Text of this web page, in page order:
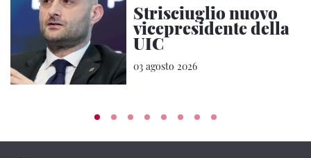
Strisciuglio nuovo
vicepresidente della
UIC
03 agosto 2026